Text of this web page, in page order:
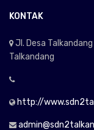
KONTAK
Jl. Desa
Talkandang
http://